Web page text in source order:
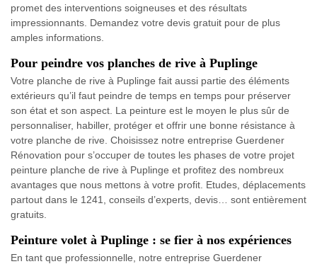
promet des interventions soigneuses et des résultats
impressionnants. Demandez votre devis gratuit pour de plus
amples informations.
Pour peindre vos planches de rive à Puplinge
Votre planche de rive à Puplinge fait aussi partie des éléments
extérieurs qu’il faut peindre de temps en temps pour préserver
son état et son aspect. La peinture est le moyen le plus sûr de
personnaliser, habiller, protéger et offrir une bonne résistance à
votre planche de rive. Choisissez notre entreprise Guerdener
Rénovation pour s’occuper de toutes les phases de votre projet
peinture planche de rive à Puplinge et profitez des nombreux
avantages que nous mettons à votre profit. Etudes, déplacements
partout dans le 1241, conseils d’experts, devis… sont entièrement
gratuits.
Peinture volet à Puplinge : se fier à nos expériences
En tant que professionnelle, notre entreprise Guerdener